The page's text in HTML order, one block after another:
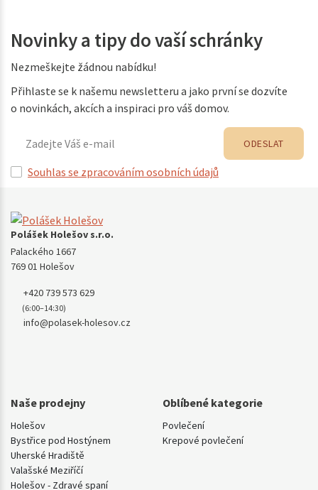
Novinky a tipy do vaší schránky
Nezmeškejte žádnou nabídku!
Přihlaste se k našemu newsletteru a jako první se dozvíte
o novinkách, akcích a inspiraci pro váš domov.
Souhlas se zpracováním osobních údajů
ODESLAT
Polášek Holešov s.r.o.
Palackého 1667
769 01 Holešov
+420 739 573 629
(6:00–14:30)
info@polasek-holesov.cz
Naše prodejny
Holešov
Bystřice pod Hostýnem
Uherské Hradiště
Valašské Meziříčí
Holešov - Zdravé spaní
Oblíbené kategorie
Povlečení
Krepové povlečení